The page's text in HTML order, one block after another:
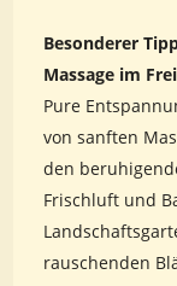
Besonderer
Massage im
Pure
von sanften
den
Frischluft und
rauschenden